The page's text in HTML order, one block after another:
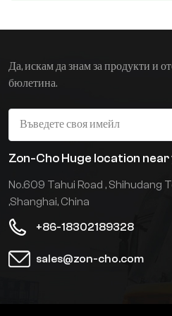
и леко тегло, което го
употреба в ограничени
Да, искам да знам за продукти и
бюлетина.
Zon-Cho Huge location near
No.609 Tahui Road , Shihudang
,Shanghai, China
+86-18302189328
sales@zon-cho.com